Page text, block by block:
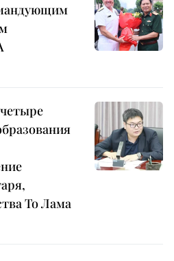
То Лама